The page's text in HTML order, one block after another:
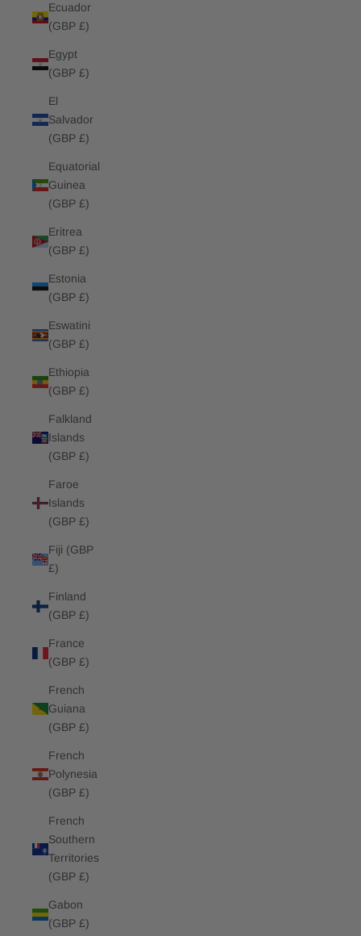
Ecuador
(GBP £)
Egypt
(GBP £)
El
Salvador
(GBP £)
Equatorial
Guinea
(GBP £)
Eritrea
(GBP £)
Estonia
(GBP £)
Eswatini
(GBP £)
Ethiopia
(GBP £)
Falkland
Islands
(GBP £)
Faroe
Islands
(GBP £)
Fiji (GBP
£)
Finland
(GBP £)
France
(GBP £)
French
Guiana
(GBP £)
French
Polynesia
(GBP £)
French
Southern
Territories
(GBP £)
Gabon
(GBP £)